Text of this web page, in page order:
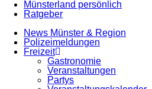
Münsterland persönlich
Ratgeber
News Münster & Region
Polizeimeldungen
Freizeit
Gastronomie
Veranstaltungen
Partys